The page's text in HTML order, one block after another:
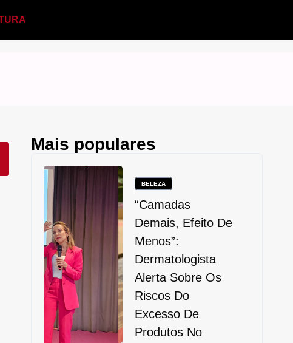
Mais populares
BELEZA
“Camadas
Demais, Efeito De
Menos”:
Dermatologista
Alerta Sobre Os
Riscos Do
Excesso De
Produtos No